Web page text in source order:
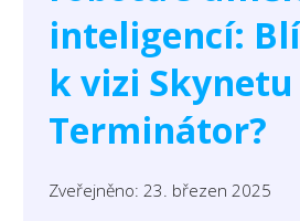
inteligencí:
k vizi
Terminátor?
Zveřejněno: 23. březen 2025